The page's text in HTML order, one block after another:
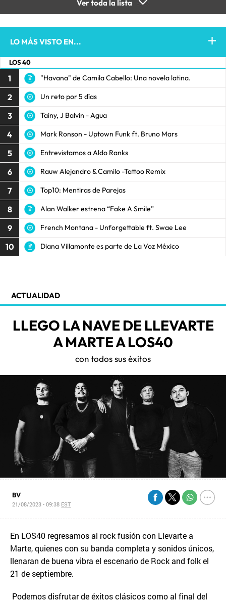
Ver toda la lista
LO MÁS VISTO EN...
LOS 40
1 "Havana" de Camila Cabello: Una novela latina.
2 Un reto por 5 días
3 Tainy, J Balvin - Agua
4 Mark Ronson - Uptown Funk ft. Bruno Mars
5 Entrevistamos a Aldo Ranks
6 Rauw Alejandro & Camilo -Tattoo Remix
7 Top10: Mentiras de Parejas
8 Alan Walker estrena “Fake A Smile”
9 French Montana - Unforgettable ft. Swae Lee
10 Diana Villamonte es parte de La Voz México
ACTUALIDAD
LLEGO LA NAVE DE LLEVARTE
A MARTE A LOS40
con todos sus éxitos
BV
21/08/2023 - 09:38 EST
En LOS40 regresamos al rock fusión con Llevarte a
Marte, quienes con su banda completa y sonidos únicos,
llenaran de buena vibra el escenario de Rock and folk el
21 de septiembre.
Podemos disfrutar de éxitos clásicos como al final del